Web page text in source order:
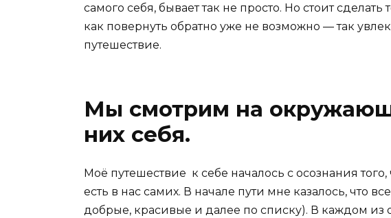
самого себя, бывает так не просто. Но стоит
как повернуть обратно уже не возможно — так
путешествие.
Мы смотрим на
них себя.
Моё путешествие к себе началось с осознания
есть в нас самих. В начале пути мне казалось, что
добрые, красивые и далее по списку). В каждом